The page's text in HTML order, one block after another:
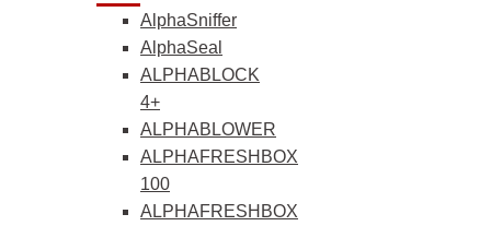
AlphaSniffer
AlphaSeal
ALPHABLOCK
4+
ALPHABLOWER
ALPHAFRESHBOX
100
ALPHAFRESHBOX